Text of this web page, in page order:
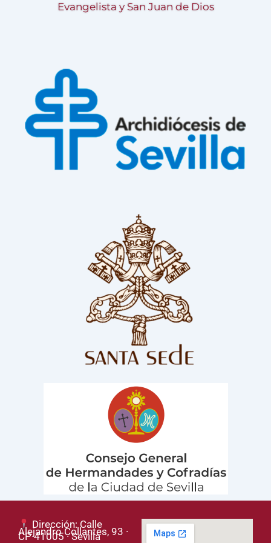
Evangelista y San Juan de Dios
Dirección: Calle
Alejandro Collantes, 93 ·
CP 41005 · Sevilla